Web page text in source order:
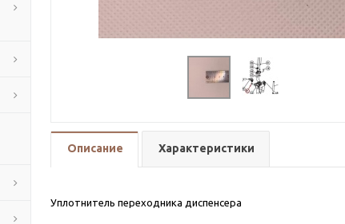
Описание Характеристики
Уплотнитель переходника диспенсера